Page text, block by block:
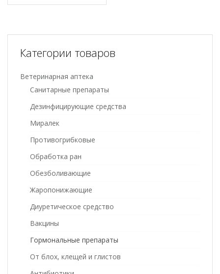
Категории товаров
Ветеринарная аптека
Санитарные препараты
Дезинфицирующие средства
Миралек
Противогрибковые
Обработка ран
Обезболивающие
Жаропонижающие
Диуретическое средство
Вакцины
Гормональные препараты
От блох, клещей и глистов